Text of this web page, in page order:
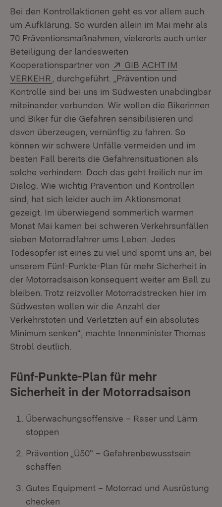
Bei den Kontrollaktionen geht es vor allem auch
um Aufklärung. So wurden allein im Mai mehr als
70 Präventionsmaßnahmen, vielerorts auch unter
Beteiligung der landesweiten
Kooperationspartner von
Extern:
GIB ACHT IM
VERKEHR (Öffnet in neuem Fenster)
, durchgeführt. „Prävention und
Kontrolle sind bei uns im Südwesten unabdingbar
miteinander verbunden. Wir wollen die Bikerinnen
und Biker für die Gefahren sensibilisieren und
davon überzeugen, vernünftig zu fahren. So
können wir schwere Unfälle vermeiden und im
besten Fall bereits die Gefahrensituationen als
solche verhindern. Doch das geht freilich nur im
Dialog. Wie wichtig Prävention und Kontrollen
sind, hat sich leider auch im Aktionsmonat
gezeigt. Im überwiegend sommerlich warmen
Monat Mai kamen bei schweren Verkehrsunfällen
sieben Motorradfahrer ums Leben. Jedes
Todesopfer ist eines zu viel und spornt uns an, bei
unserem Fünf-Punkte-Plan für mehr Sicherheit in
der Motorradsaison konsequent weiter am Ball zu
bleiben. Trotz reizvoller Motorradstrecken hier im
Südwesten wollen wir die Anzahl der
Verkehrstoten und Verletzten auf ein absolutes
Minimum senken“, machte Innenminister Thomas
Strobl deutlich.
Fünf-Punkte-Plan für mehr
Sicherheit in der Motorradsaison
Überwachungsoffensive – Raser und Lärm
stoppen
Prävention „Ü50“ – Gefahrenbewusstsein
schaffen
Gutes Equipment – Motorrad und Ausrüstung
checken